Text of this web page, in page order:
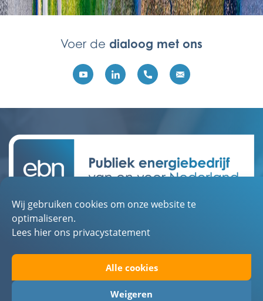
Wij gebruiken cookies om onze website te
optimaliseren.
Lees hier ons privacystatement
Alle cookies
Weigeren
Voer de dialoog met ons
Contact
Over EBN